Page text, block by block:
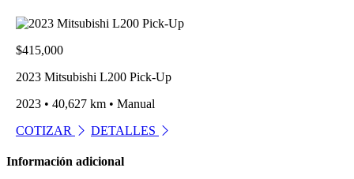
$415,000
2023 Mitsubishi L200 Pick-Up
2023 • 40,627 km • Manual
COTIZAR
DETALLES
Información adicional